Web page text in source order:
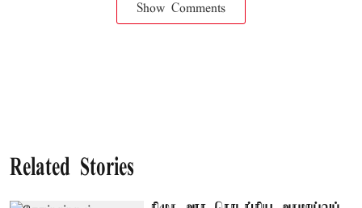
Show Comments
Related Stories